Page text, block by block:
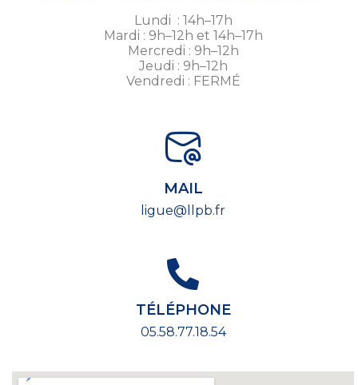
Lundi : 14h–17h
Mardi : 9h–12h et 14h–17h
Mercredi : 9h–12h
Jeudi : 9h–12h
Vendredi : FERMÉ
MAIL
ligue@llpb.fr
TÉLÉPHONE
05.58.77.18.54